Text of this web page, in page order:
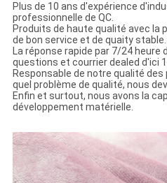
Plus de 10 ans d'expérience
professionnelle de QC.
Produits de haute qualité avec la
de bon service et de quaity stable.
La réponse rapide par 7/24 heure
questions et courrier dealed d'ici
Responsable de notre qualité
quel problème de qualité, nous
Enfin et surtout, nous avons la
développement matérielle.